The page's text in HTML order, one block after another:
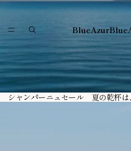
BlueAzur
シャンパーニュセール 夏の乾杯は